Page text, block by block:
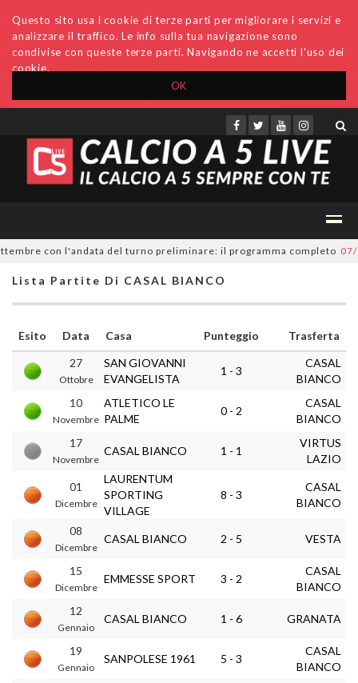
OK
Questo sito usa i cookie di terze parti per migliorare i servizi e
analizzare il traffico. Le info sulla tua navigazione sono
condivise con queste terze parti. Navigando ne accetti l'uso dei
cookie.
Accedi Archivio Invio comunicati Redazione
con l'andata del turno preliminare: il programma completo 07/
Lista Partite Di CASAL BIANCO
Esito Data Casa Punteggio
Trasferta
27
Ottobre
SAN GIOVANNI
EVANGELISTA
1 - 3
CASAL
BIANCO
10
Novembre
ATLETICO LE
PALME
0 - 2
CASAL
BIANCO
17
Novembre
CASAL BIANCO 1 - 1
VIRTUS
LAZIO
01
Dicembre
LAURENTUM
SPORTING
VILLAGE
8 - 3
CASAL
BIANCO
08
Dicembre
CASAL BIANCO 2 - 5 VESTA
15
Dicembre
EMMESSE SPORT 3 - 2
CASAL
BIANCO
12
Gennaio
CASAL BIANCO 1 - 6 GRANATA
19
Gennaio
SANPOLESE 1961 5 - 3
CASAL
BIANCO